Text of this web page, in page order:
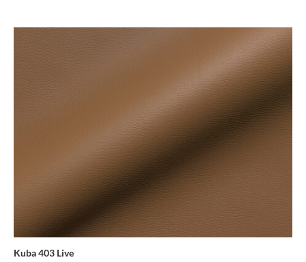
Kuba 403 Live